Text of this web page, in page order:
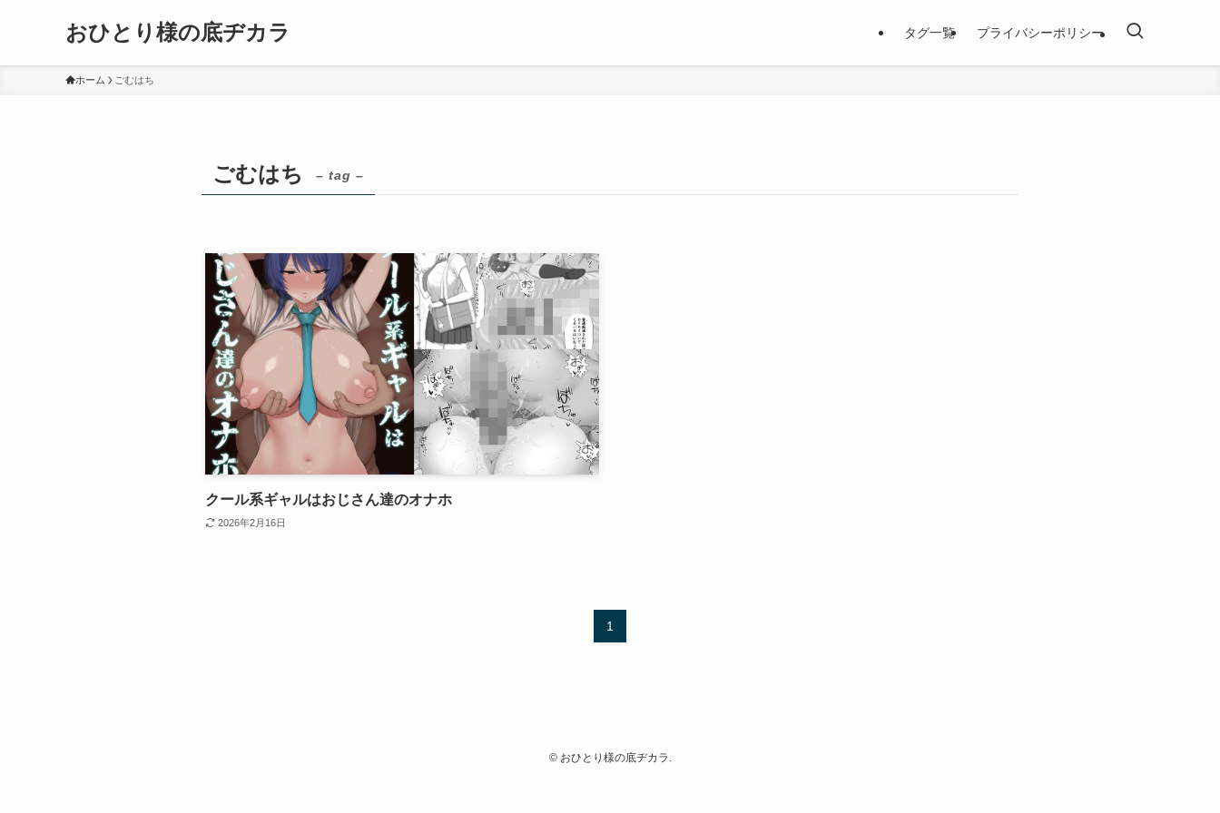
おひとり様の底ヂカラ タグ一覧 プライバシーポリシー
ホーム ごむはち
ごむはち – tag –
クール系ギャルはおじさん達のオナホ
2026年2月16日
1
©おひとり様の底ヂカラ.